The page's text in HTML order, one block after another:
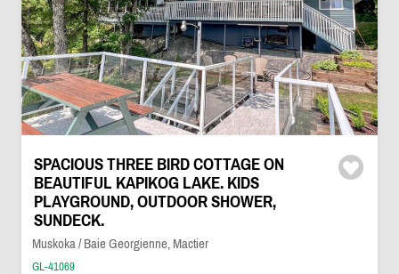
SPACIOUS THREE BIRD COTTAGE ON
BEAUTIFUL KAPIKOG LAKE. KIDS
PLAYGROUND, OUTDOOR SHOWER,
SUNDECK.
Muskoka / Baie Georgienne, Mactier
GL-41069